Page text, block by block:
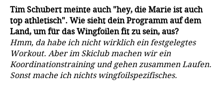
Tim Schubert meinte auch "hey, die Marie ist auch
top athletisch". Wie sieht dein Programm auf dem
Land, um für das Wingfoilen fit zu sein, aus?
Hmm, da habe ich nicht wirklich ein festgelegtes
Workout. Aber im Skiclub machen wir ein
Koordinationstraining und gehen zusammen Laufen.
Sonst mache ich nichts wingfoilspezifisches.